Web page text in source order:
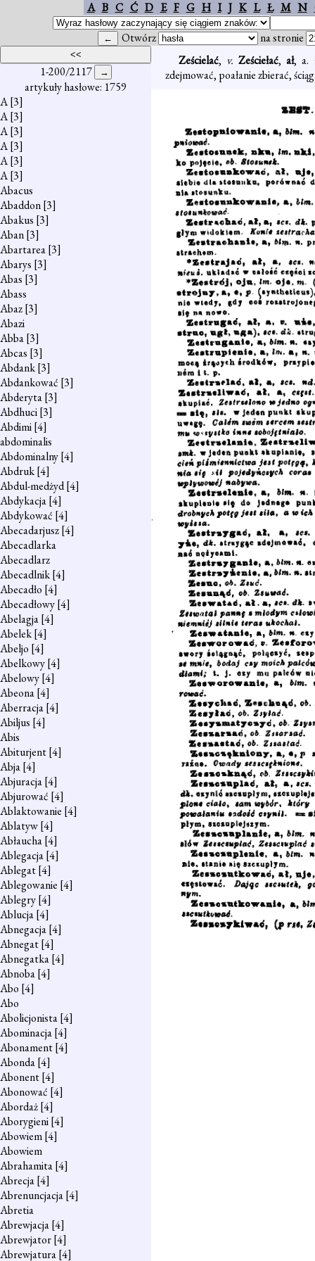
A B C Ć D E F G H I J K L Ł M N
Otwórz na stronie
1-200/2117
artykuły hasłowe: 1759
A[3]
A[3]
A[3]
A[3]
A[3]
A[3]
Abacus
Abaddon[3]
Abakus [3]
Aban[3]
Abartarea[3]
Abarys [3]
Abas [3]
Abass
Abaz[3]
Abazi
Abba[3]
Abcas [3]
Abdank[3]
Abdankować [3]
Abderyta[3]
Abdhuci[3]
Abdimi[4]
abdominalis
Abdominalny[4]
Abdruk[4]
Abdul-medżyd[4]
Abdykacja[4]
Abdykować [4]
Abecadarjusz[4]
Abecadlarka
Abecadlarz
Abecadlnik[4]
Abecadło [4]
Abecadłowy[4]
Abelagja[4]
Abelek[4]
Abeljo [4]
Abelkowy[4]
Abelowy[4]
Abeona[4]
Aberracja[4]
Abiljus [4]
Abis
Abiturjent[4]
Abja[4]
Abjuracja[4]
Abjurować [4]
Ablaktowanie [4]
Ablatyw[4]
Abłaucha[4]
Ablegacja[4]
Ablegat[4]
Ablegowanie [4]
Ablegry[4]
Ablucja[4]
Abnegacja[4]
Abnegat[4]
Abnegatka[4]
Abnoba[4]
Abo [4]
Abo
Abolicjonista[4]
Abominacja[4]
Abonament[4]
Abonda[4]
Abonent[4]
Abonować [4]
Abordaż[4]
Aborygieni[4]
Abowiem[4]
Abowiem
Abrahamita[4]
Abrecja[4]
Abrenuncjacja[4]
Abretia
Abrewjacja[4]
Abrewjator[4]
Abrewjatura[4]
Ześcielać, v.Ześciełać, ał, a.
zdejmować, poałanie zbierać,